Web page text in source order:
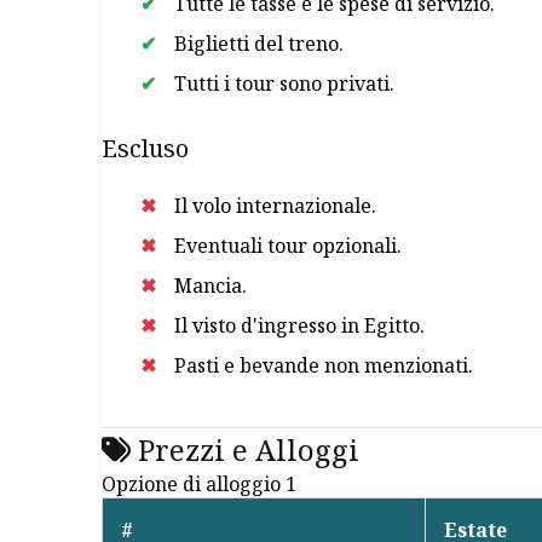
Biglietti del treno.
Tutti i tour sono privati.
Escluso
Il volo internazionale.
Eventuali tour opzionali.
Mancia.
Il visto d'ingresso in Egitto.
Pasti e bevande non menzionati.
Prezzi e Alloggi
Opzione di alloggio 1
#
Estate